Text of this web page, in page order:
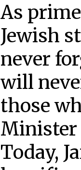
As
Jewish
never
will
those
Minister
Today,